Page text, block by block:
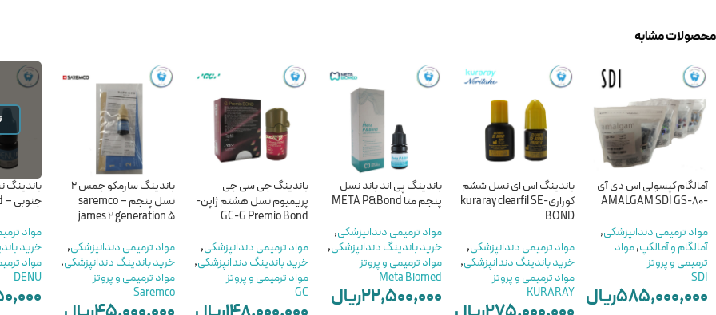
محصولات مشابه
آمالگام کپسولی اس دی آی
-AMALGAM SDI GS-80
مواد ترمیمی دندانپزشکی,
آمالگام و آمالکپ,مواد
ترمیمی و پروتز
SDI
۵۸۵,۰۰۰,۰۰۰ریال
باندینگ اس ای نسل ششم
کوراری-kuraray clearfil SE
BOND
مواد ترمیمی دندانپزشکی,
خرید باندینگ دندانپزشکی,
مواد ترمیمی و پروتز
KURARAY
باندینگ پی اند باند نسل
پنجم متا META P&Bond
مواد ترمیمی دندانپزشکی,
خرید باندینگ دندانپزشکی,
مواد ترمیمی و پروتز
Meta Biomed
۲۲,۵۰۰,۰۰۰ریال
باندینگ جی سی جی
پریمیوم نسل هشتم ژاپن-
GC-G Premio Bond
مواد ترمیمی دندانپزشکی,
خرید باندینگ دندانپزشکی,
مواد ترمیمی و پروتز
GC
باندینگ سارمکو جمس 2
نسل پنجم – saremco
james 2 generation 5
مواد ترمیمی دندانپزشکی,
خرید باندینگ دندانپزشکی,
مواد ترمیمی و پروتز
Saremco
جنوبی – DENU Bond
مواد
خرید
مواد
DENU